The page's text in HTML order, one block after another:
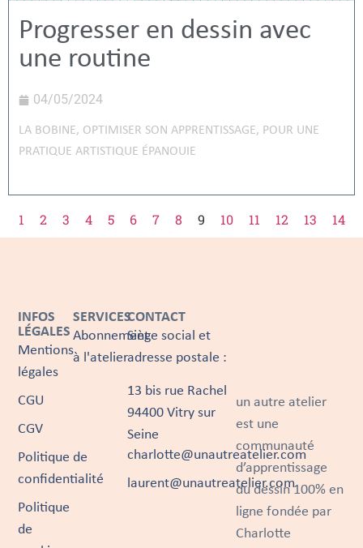
Progresser en dessin avec
une routine
04/05/2024
LA BOBINE, OPTIMISER SON APPRENTISSAGE, POUR UNE
PRATIQUE ARTISTIQUE ÉPANOUIE
1 2 3 4 5 6 7 8 9 10 11 12 13 14
un autre atelier
est une
communauté
d’apprentissage
du dessin 100% en
ligne fondée par
Charlotte
SERVICES
Abonnement
à l'atelier
INFOS
LÉGALES
Mentions
légales
CGU
CGV
Politique de
confidentialité
Politique
de
CONTACT
Siège social et
adresse postale :
13 bis rue Rachel
94400 Vitry sur
Seine
charlotte@unautreatelier.com
laurent@unautreatelier.com